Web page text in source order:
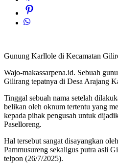
Gunung Karllole di Kecamatan
Wajo-makassarpena.id. Sebuah
Gilirang tepatnya di Desa Arajang
Tinggal sebuah nama setelah
belikan oleh oknum tertentu yang
kepada pihak pengusah untuk
Paselloreng.
Hal tersebut sangat disayangkan
Pammusureng sekaligus putra asli
telpon (26/7/2025).